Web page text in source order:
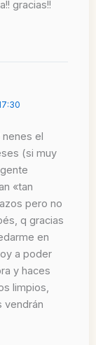
gracias!!
nenes el
(si muy
«tan
pero no
q gracias
en
a poder
y haces
limpios,
vendrán